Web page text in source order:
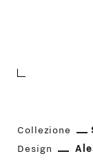
Collezione
Design